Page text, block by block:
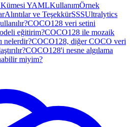
YAMLKullanımÖrnek
Alıntılar ve TeşekkürSSSUltralytics
COCO128 veri setini
eğitirim?COCO128 ile mozaik
nelerdir?COCO128, diğer COCO veri
COCO128'i nesne algılama
miyim?